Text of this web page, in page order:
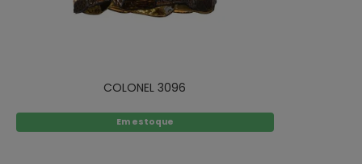
COLONEL 3096
Em estoque